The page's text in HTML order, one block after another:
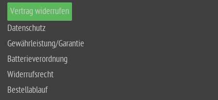
Vertrag widerrufen
Datenschutz
Gewährleistung/Garantie
Batterieverordnung
Widerrufsrecht
Bestellablauf